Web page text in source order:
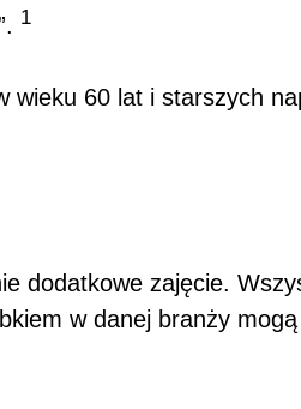
1
wieku 60 lat i starszych
dodatkowe zajęcie.
w danej branży